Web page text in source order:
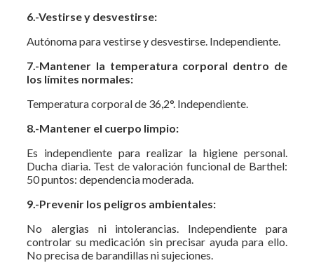
6.-Vestirse y desvestirse:
Autónoma para vestirse y desvestirse. Independiente.
7.-Mantener la temperatura corporal dentro de
los límites normales:
Temperatura corporal de 36,2°. Independiente.
8.-Mantener el cuerpo limpio:
Es independiente para realizar la higiene personal.
Ducha diaria. Test de valoración funcional de Barthel:
50 puntos: dependencia moderada.
9.-Prevenir los peligros ambientales:
No alergias ni intolerancias. Independiente para
controlar su medicación sin precisar ayuda para ello.
No precisa de barandillas ni sujeciones.